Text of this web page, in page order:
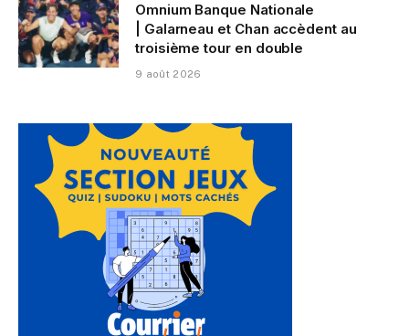
Omnium Banque Nationale
| Galarneau et Chan accèdent au
troisième tour en double
9 août 2026